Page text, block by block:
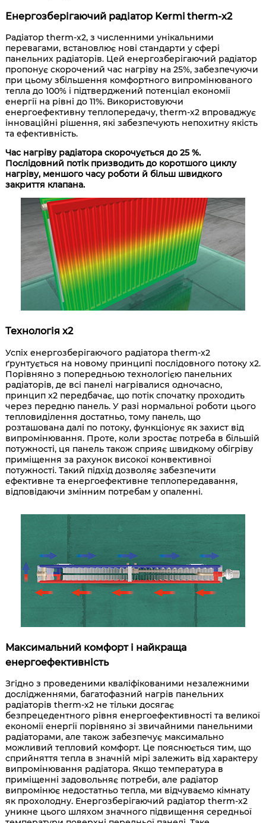
Енергозберігаючий радіатор Kermi therm-x2
Радіатор therm-x2, з численними унікальними
перевагами, встановлює нові стандарти у сфері
панельних радіаторів. Цей енергозберігаючий радіатор
пропонує скорочений час нагріву на 25%, забезпечуючи
при цьому збільшення комфортного випромінюваного
тепла до 100% і підтверджений потенціал економії
енергії на рівні до 11%. Використовуючи
енергоефективну теплопередачу, therm-x2 впроваджує
інноваційні рішення, які забезпечують непохитну якість
та ефективність.
Час нагріву радіатора скорочується до 25 %.
Послідовний потік призводить до коротшого циклу
нагріву, меншого часу роботи й більш швидкого
закриття клапана.
Технологія x2
Успіх енергозберігаючого радіатора therm-x2
ґрунтується на новому принципі послідовного потоку x2.
Порівняно з попередньою технологією панельних
радіаторів, де всі панелі нагрівалися одночасно,
принцип x2 передбачає, що потік спочатку проходить
через передню панель. У разі нормальної роботи цього
тепловиділення достатньо, тому панель, що
розташована далі по потоку, функціонує як захист від
випромінювання. Проте, коли зростає потреба в більшій
потужності, ця панель також сприяє швидкому обігріву
приміщення за рахунок високої конвективної
потужності. Такий підхід дозволяє забезпечити
ефективне та енергоефективне теплопередавання,
відповідаючи змінним потребам у опаленні.
Максимальний комфорт і найкраща
енергоефективність
Згідно з проведеними кваліфікованими незалежними
дослідженнями, багатофазний нагрів панельних
радіаторів therm-x2 не тільки досягає
безпрецедентного рівня енергоефективності та великої
економії енергії порівняно зі звичайними панельними
радіаторами, але також забезпечує максимально
можливий тепловий комфорт. Це пояснюється тим, що
сприйняття тепла в значній мірі залежить від характеру
випромінювання радіатора. Якщо температура в
приміщенні задовольняє потреби, але радіатор
випромінює недостатньо тепла, ми відчуваємо кімнату
як прохолодну. Енергозберігаючий радіатор therm-x2
уникне цього шляхом значного підвищення середньої